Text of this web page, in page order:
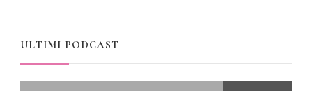
ULTIMI PODCAST